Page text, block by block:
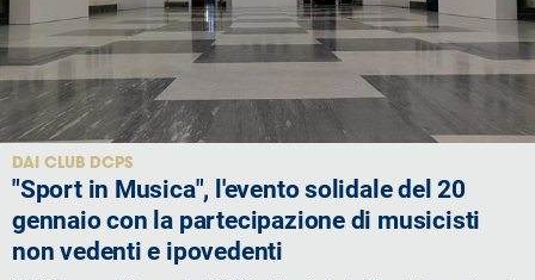
Whistleblowing
Area
Media
Contatti
Assicurazione
DAI CLUB DCPS
"Sport in Musica", l'evento solidale del 20
gennaio con la partecipazione di musicisti
non vedenti e ipovedenti